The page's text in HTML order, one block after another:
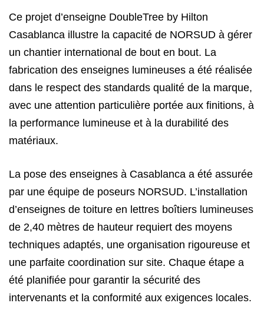
Ce projet d’enseigne DoubleTree by Hilton
Casablanca illustre la capacité de NORSUD à gérer
un chantier international de bout en bout. La
fabrication des enseignes lumineuses a été réalisée
dans le respect des standards qualité de la marque,
avec une attention particulière portée aux finitions, à
la performance lumineuse et à la durabilité des
matériaux.
La pose des enseignes à Casablanca a été assurée
par une équipe de poseurs NORSUD. L’installation
d’enseignes de toiture en lettres boîtiers lumineuses
de 2,40 mètres de hauteur requiert des moyens
techniques adaptés, une organisation rigoureuse et
une parfaite coordination sur site. Chaque étape a
été planifiée pour garantir la sécurité des
intervenants et la conformité aux exigences locales.